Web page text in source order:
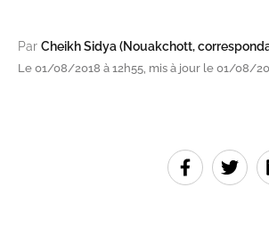
Par Cheikh Sidya (Nouakchott,
Le 01/08/2018 à 12h55, mis à jour le 01/08/